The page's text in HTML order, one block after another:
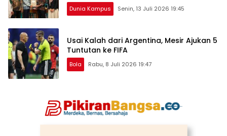
Dunia Kampus Senin, 13 Juli 2026 19:45
Usai Kalah dari Argentina, Mesir Ajukan 5
Tuntutan ke FIFA
Bola Rabu, 8 Juli 2026 19:47